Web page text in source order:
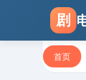
剧
首页